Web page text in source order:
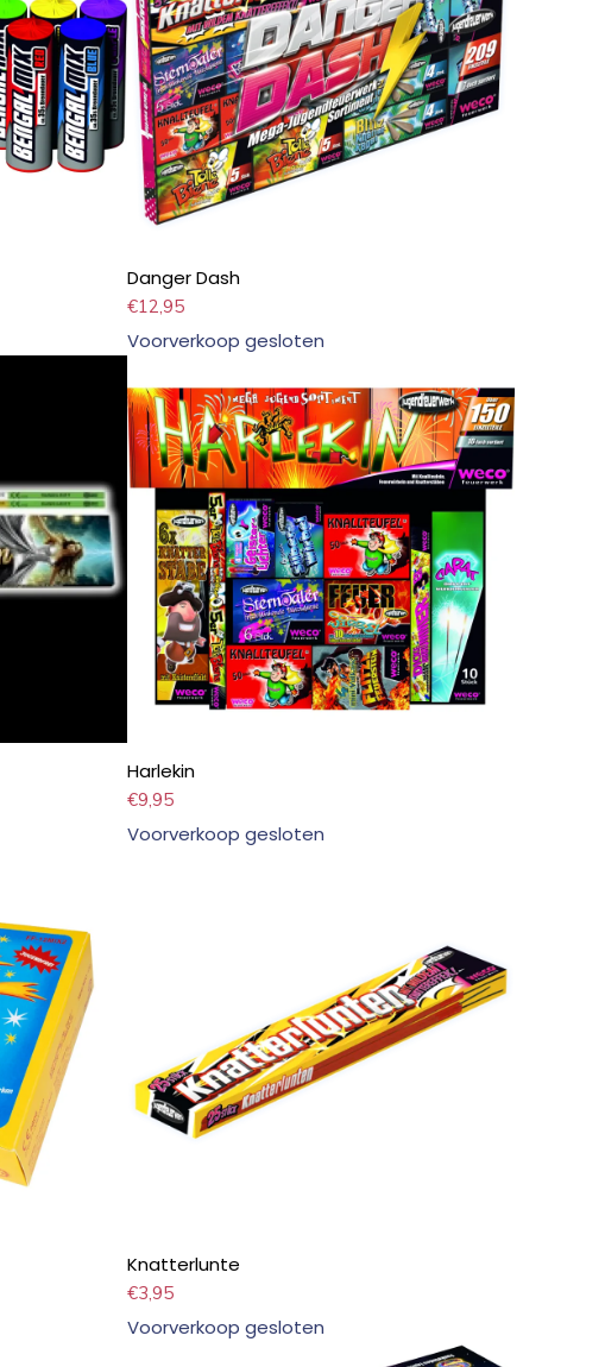
Danger Dash
€12,95
Voorverkoop gesloten
Harlekin
€9,95
Voorverkoop gesloten
Knatterlunte
€3,95
Voorverkoop gesloten